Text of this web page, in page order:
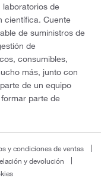
de
científica. Cuente
de suministros de
de
consumibles,
más, junto con
de un equipo
parte de
y condiciones de ventas
y devolución